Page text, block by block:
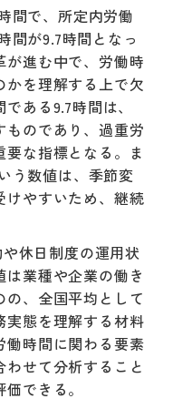
間で、所定内労働
間が9.7時間となっ
が進む中で、労働時
かを理解する上で欠
ある9.7時間は、
ものであり、過重労
な指標となる。ま
う数値は、季節変
けやすいため、継続
休日制度の運用状
業種や企業の働き
、全国平均として
実態を理解する材料
働時間に関わる要素
せて分析すること
できる。